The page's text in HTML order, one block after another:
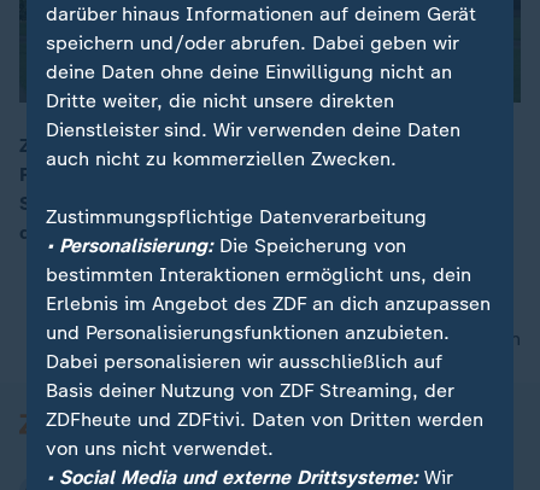
ZDF-Reporter Henner Hebestreit sagt zur
Regierungsbildung, dass heute im Reichstag von
Stockholm bereits die Gespräche beginnen. "Es gehe
darum, die beiden Blöcke aufzulösen."
nach oben
darüber hinaus Informationen auf deinem Gerät
speichern und/oder abrufen. Dabei geben wir
deine Daten ohne deine Einwilligung nicht an
Dritte weiter, die nicht unsere direkten
Dienstleister sind. Wir verwenden deine Daten
auch nicht zu kommerziellen Zwecken.
Zustimmungspflichtige Datenverarbeitung
• Personalisierung:Die Speicherung von
bestimmten Interaktionen ermöglicht uns, dein
Erlebnis im Angebot des ZDF an dich anzupassen
und Personalisierungsfunktionen anzubieten.
Dabei personalisieren wir ausschließlich auf
Basis deiner Nutzung von ZDF Streaming, der
ZDFheute und ZDFtivi. Daten von Dritten werden
von uns nicht verwendet.
• Social Media und externe Drittsysteme:Wir